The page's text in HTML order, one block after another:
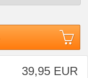
39,95 EUR